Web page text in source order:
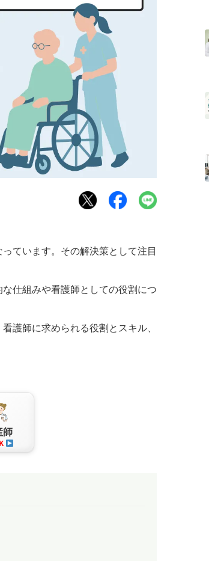
ています。その解決策として注目
仕組みや看護師としての役割につ
護師に求められる役割とスキル、
師